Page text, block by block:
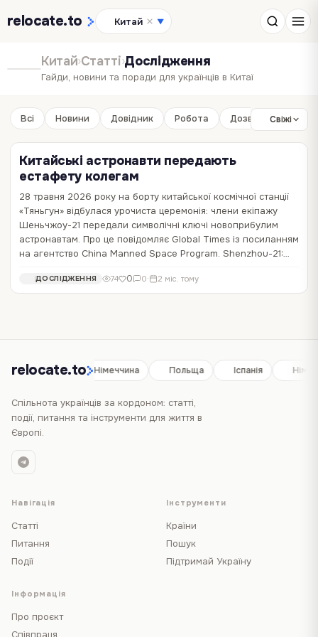
relocate.to Китай ▼
Китай›Статті›Дослідження
Гайди, новини та поради для українців в Китаї
Всі Новини Довідник Робота ДозвілляСвіжі
Китайські астронавти передають
естафету колегам
28 травня 2026 року на борту китайської космічної станції
«Тяньгун» відбулася урочиста церемонія: члени екіпажу
Шеньчжоу-21 передали символічні ключі новоприбулим
астронавтам. Про це повідомляє Global Times із посиланням
на агентство China Manned Space Program. Shenzhou-21:…
ДОСЛІДЖЕННЯ 74 0 0· 2 міс. тому
relocate.to
Іспанія Німеччина Польща Іспанія
Спільнота українців за кордоном: статті,
події, питання та інструменти для життя в
Європі.
Навігація
Статті
Питання
Події
Інструменти
Країни
Пошук
Підтримай Україну
Інформація
Про проєкт
Співпраця